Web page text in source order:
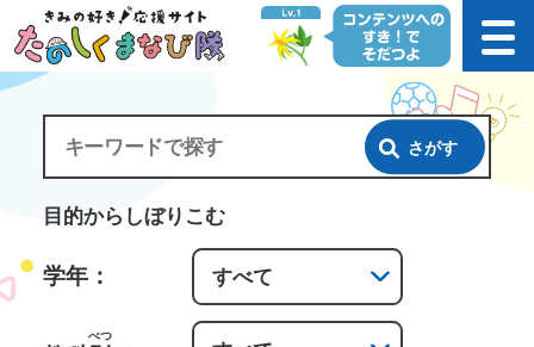
さがす
目的からしぼりこむ
学年：
べつ